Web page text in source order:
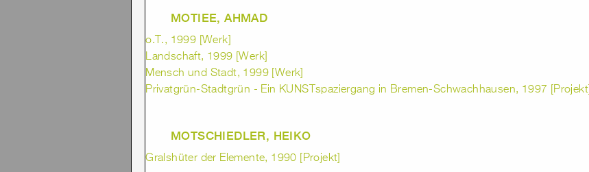
MOTIEE, AHMAD
o.T., 1999 [Werk]
Landschaft, 1999 [Werk]
Mensch und Stadt, 1999 [Werk]
Privatgrün-Stadtgrün - Ein KUNSTspaziergang in Bremen-Schwachhausen, 1997 [Projekt]
MOTSCHIEDLER, HEIKO
Gralshüter der Elemente, 1990 [Projekt]